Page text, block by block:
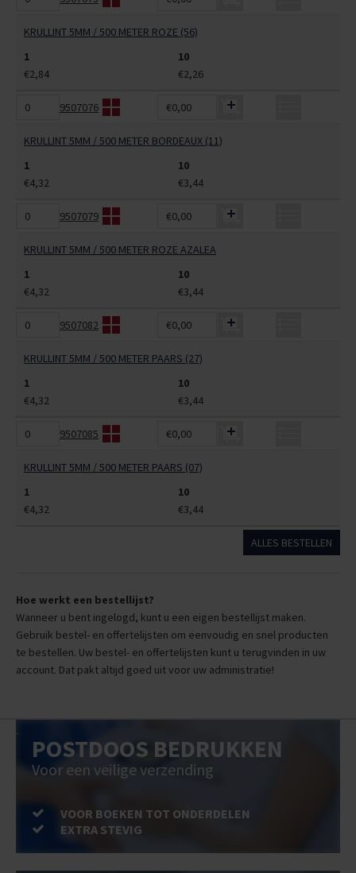
KRULLINT 5MM / 500 METER ROZE (56)
1
10
€2,84
€2,26
9507076 €0,00
KRULLINT 5MM / 500 METER BORDEAUX (11)
1
10
€4,32
€3,44
9507079 €0,00
KRULLINT 5MM / 500 METER ROZE AZALEA
1
10
€4,32
€3,44
9507082 €0,00
KRULLINT 5MM / 500 METER PAARS (27)
1
10
€4,32
€3,44
9507085 €0,00
KRULLINT 5MM / 500 METER PAARS (07)
1
10
€4,32
€3,44
ALLES BESTELLEN
Hoe werkt een bestellijst?
Wanneer u bent ingelogd, kunt u een eigen bestellijst maken.
Gebruik bestel- en offertelijsten om eenvoudig en snel producten
te bestellen. Uw bestel- en offertelijsten kunt u terugvinden in uw
account. Dat pakt altijd goed uit voor uw administratie!
POSTDOOS BEDRUKKEN
Voor een veilige verzending
VOOR BOEKEN TOT ONDERDELEN
EXTRA STEVIG